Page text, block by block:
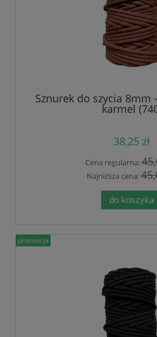
Sznurek do szycia 8mm
karmel
38,25 zł
Cena regularna:
Najniższa cena:
do koszyka
promocja